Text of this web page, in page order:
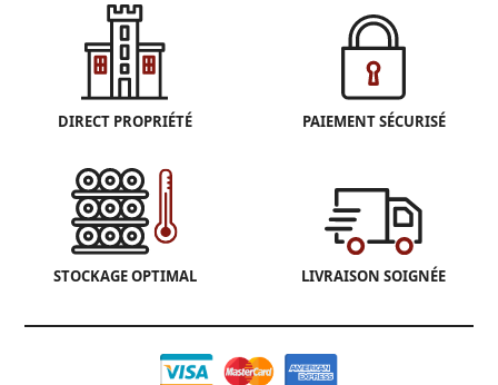
DIRECT PROPRIÉTÉ PAIEMENT SÉCURISÉ
STOCKAGE OPTIMAL LIVRAISON SOIGNÉE